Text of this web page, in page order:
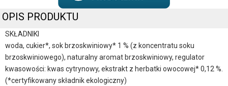
OPIS PRODUKTU
SKŁADNIKI
woda, cukier*, sok brzoskwiniowy* 1 % (z koncentratu soku
brzoskwiniowego), naturalny aromat brzoskwiniowy, regulator
kwasowości: kwas cytrynowy, ekstrakt z herbatki owocowej* 0,12 %.
(*certyfikowany składnik ekologiczny)